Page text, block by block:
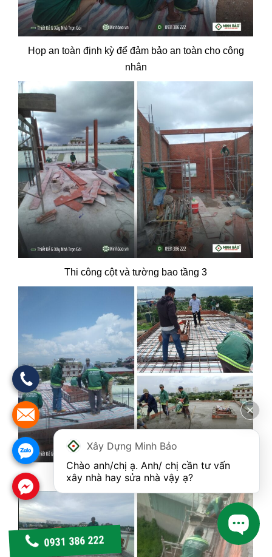
Họp an toàn định kỳ để đảm bảo an toàn cho công
nhân
Thi công cột và tường bao tầng 3
Thi công sàn mái
0931 386 222
Xây Dựng Minh Bảo
Chào anh/chị ạ. Anh/ chị cần tư vấn
xây nhà hay sửa nhà vậy ạ?